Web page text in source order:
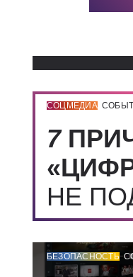
СОЦМЕДИА
7
НЕ
БЕЗОПАСНОСТЬ